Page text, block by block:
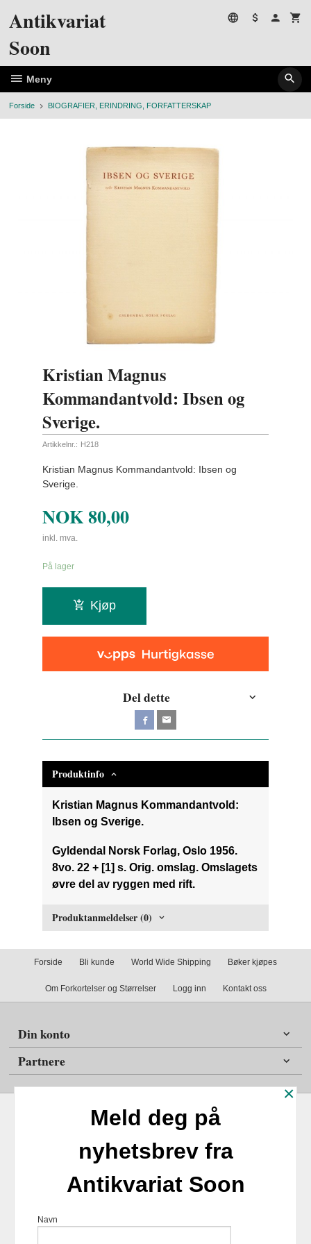
Antikvariat
Soon
Meny
Forside BIOGRAFIER, ERINDRING, FORFATTERSKAP
Kristian Magnus
Kommandantvold: Ibsen og
Sverige.
Artikkelnr.: H218
Kristian Magnus Kommandantvold: Ibsen og
Sverige.
NOK80,00
inkl. mva.
På lager
Kjøp
Del dette
Produktinfo
Kristian Magnus Kommandantvold:
Ibsen og Sverige.
Gyldendal Norsk Forlag, Oslo 1956.
8vo. 22 + [1] s. Orig. omslag. Omslagets
øvre del av ryggen med rift.
Produktanmeldelser (0)
Forside Bli kunde World Wide Shipping Bøker kjøpes
Om Forkortelser og Størrelser Logg inn Kontakt oss
Din konto
Partnere
Kjøpsbetingelser Sikkerhet og personvern
Nyhetsbrev
98254859- Foretaksregisteret 924817518
×
Meld deg på
nyhetsbrev fra
Antikvariat Soon
Navn